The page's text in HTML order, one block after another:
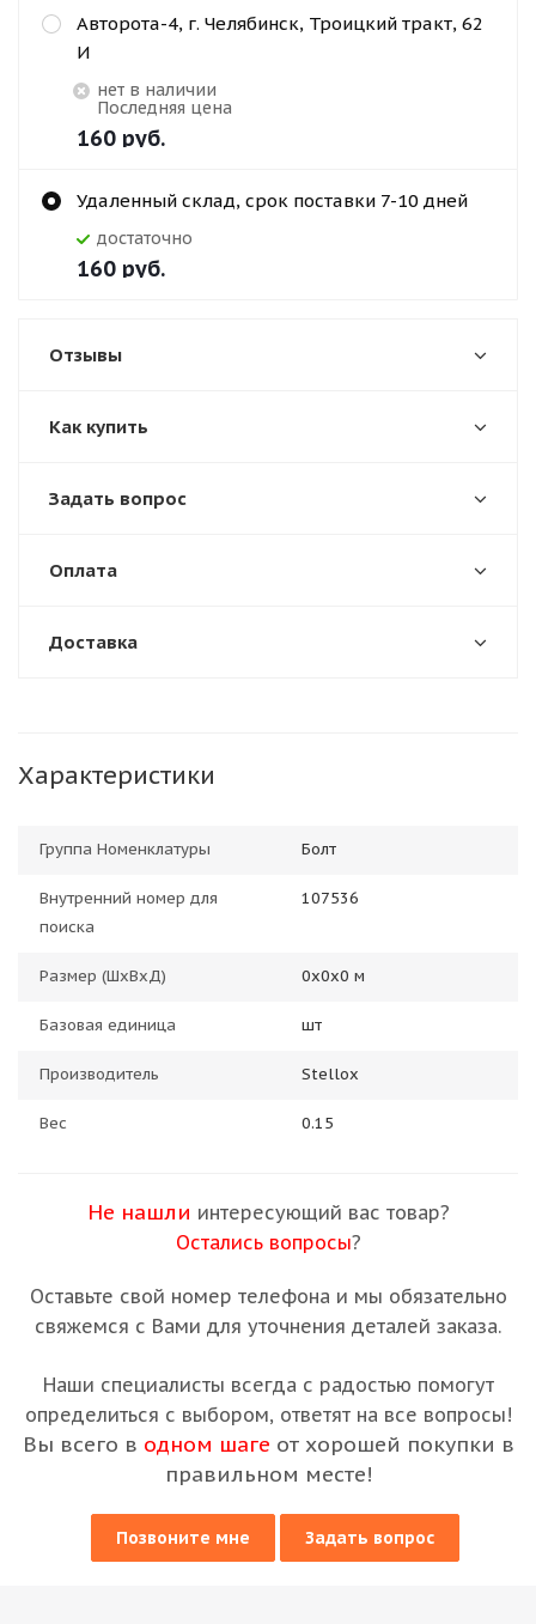
Авторота-4, г. Челябинск, Троицкий тракт, 62
И
Нет в наличии
Последняя цена
160 руб.
Удаленный склад, срок поставки 7-10 дней
Достаточно
160 руб.
Отзывы
Как купить
Задать вопрос
Оплата
Доставка
Характеристики
Группа Номенклатуры Болт
Внутренний номер для
поиска
107536
Размер (ШхВхД) 0х0х0 м
Базовая единица шт
Производитель Stellox
Вес 0.15
Не нашли интересующий вас товар?
Остались вопросы?
Оставьте свой номер телефона и мы обязательно
свяжемся с Вами для уточнения деталей заказа.
Наши специалисты всегда с радостью помогут
определиться с выбором, ответят на все вопросы!
Вы всего в одном шаге от хорошей покупки в
правильном месте!
Позвоните мне Задать вопрос